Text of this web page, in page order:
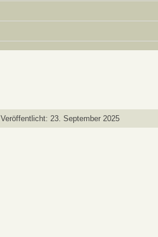
Veröffentlicht: 23. September 2025